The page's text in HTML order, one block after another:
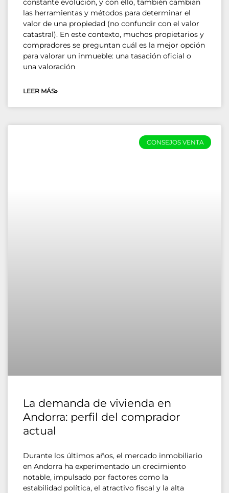
constante evolución, y con ello, también cambian
las herramientas y métodos para determinar el
valor de una propiedad (no confundir con el valor
catastral). En este contexto, muchos propietarios y
compradores se preguntan cuál es la mejor opción
para valorar un inmueble: una tasación oficial o
una valoración
LEER MÁS»
CONSEJOS VENTA
La demanda de vivienda en
Andorra: perfil del comprador
actual
Durante los últimos años, el mercado inmobiliario
en Andorra ha experimentado un crecimiento
notable, impulsado por factores como la
estabilidad política, el atractivo fiscal y la alta